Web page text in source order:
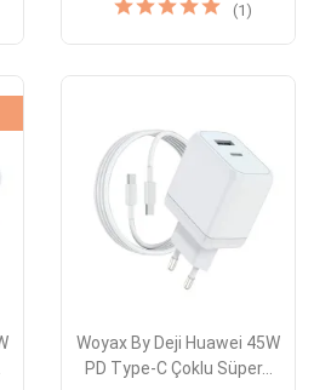
(1)
Woyax By Deji Huawei 45W
PD Type-C Çoklu Süper...